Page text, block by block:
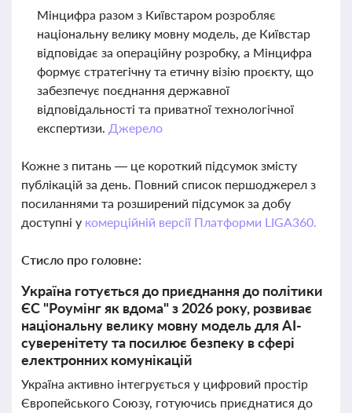
Мінцифра разом з Київстаром розробляє
національну велику мовну модель, де Київстар
відповідає за операційну розробку, а Мінцифра
формує стратегічну та етичну візію проєкту, що
забезпечує поєднання державної
відповідальності та приватної технологічної
експертизи. Джерело
Кожне з питань — це короткий підсумок змісту
публікацій за день. Повний список першоджерел з
посиланнями та розширений підсумок за добу
доступні у комерційній версії Платформи LIGA360.
Стисло про головне:
Україна готується до приєднання до політики
ЄС "Роумінг як вдома" з 2026 року, розвиває
національну велику мовну модель для AI-
суверенітету та посилює безпеку в сфері
електронних комунікацій
Україна активно інтегрується у цифровий простір
Європейського Союзу, готуючись приєднатися до